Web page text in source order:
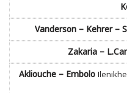
Vanderson – Kehrer –
Zakaria –
Akliouche – Embolo